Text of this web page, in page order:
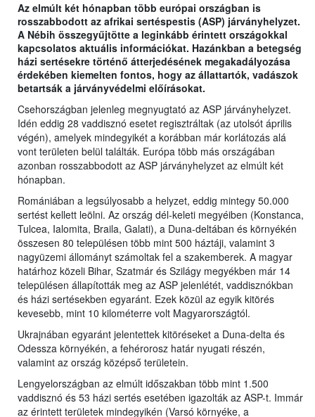
Az elmúlt két hónapban több európai országban is
rosszabbodott az afrikai sertéspestis (ASP) járványhelyzet.
A Nébih összegyűjtötte a leginkább érintett országokkal
kapcsolatos aktuális információkat. Hazánkban a betegség
házi sertésekre történő átterjedésének megakadályozása
érdekében kiemelten fontos, hogy az állattartók, vadászok
betartsák a járványvédelmi előírásokat.
Csehországban jelenleg megnyugtató az ASP járványhelyzet.
Idén eddig 28 vaddisznó esetet regisztráltak (az utolsót április
végén), amelyek mindegyikét a korábban már korlátozás alá
vont területen belül találták. Európa több más országában
azonban rosszabbodott az ASP járványhelyzet az elmúlt két
hónapban.
Romániában a legsúlyosabb a helyzet, eddig mintegy 50.000
sertést kellett leölni. Az ország dél-keleti megyéiben (Konstanca,
Tulcea, Ialomita, Braila, Galati), a Duna-deltában és környékén
összesen 80 településen több mint 500 háztáji, valamint 3
nagyüzemi állományt számoltak fel a szakemberek. A magyar
határhoz közeli Bihar, Szatmár és Szilágy megyékben már 14
településen állapították meg az ASP jelenlétét, vaddisznókban
és házi sertésekben egyaránt. Ezek közül az egyik kitörés
kevesebb, mint 10 kilométerre volt Magyarországtól.
Ukrajnában egyaránt jelentettek kitöréseket a Duna-delta és
Odessza környékén, a fehérorosz határ nyugati részén,
valamint az ország középső területein.
Lengyelországban az elmúlt időszakban több mint 1.500
vaddisznó és 53 házi sertés esetében igazolták az ASP-t. Immár
az érintett területek mindegyikén (Varsó környéke, a